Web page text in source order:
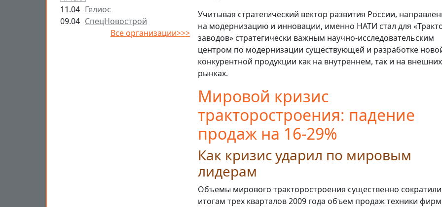
11.04 Гелиос
09.04 СпецНовострой
Все организации>>>
Учитывая стратегический вектор развития России,
на модернизацию и инновации, именно НАТИ стал для
заводов» стратегически важным научно-исследовательским
центром по модернизации существующей и разработке
конкурентной продукции как на внутреннем, так и на внешних
рынках.
Мировой кризис
тракторостроения: падение
продаж на 16-29%
Как кризис ударил по мировым
лидерам
Объемы мирового тракторостроения существенно
итогам трех кварталов 2009 года объем продаж техники